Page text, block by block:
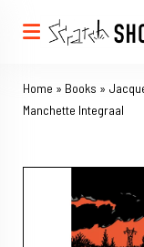
Home » Books »
Manchette Integraal